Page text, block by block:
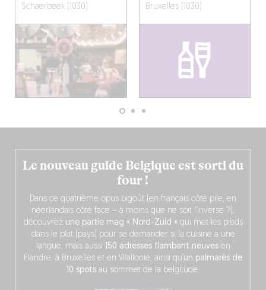
Schaerbeek (1030)
Bruxelles (1030)
Le nouveau guide Belgique est sorti du
four !
Dans ce quatrième opus bigoût (en français côté pile, en
néerlandais côté face – à moins que ne soit l’inverse ?),
découvrez une partie mag « Nord-Zuid » qui met les pieds
dans le plat (pays) pour se demander si la cuisine a une
langue, mais aussi 150 adresses flambant neuvesen
Flandre, à Bruxelles et en Wallonie, ainsi qu’ un palmarès de
10 spots au sommet de la belgitude.